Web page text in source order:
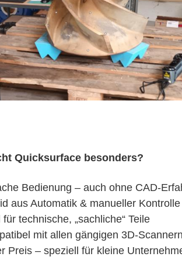
Quicksurface besonders?
Bedienung – auch ohne CAD-
aus Automatik & manueller Kontrolle
für technische, „sachliche“ Teile
mit allen gängigen 3D-Scannern
Preis – speziell für kleine